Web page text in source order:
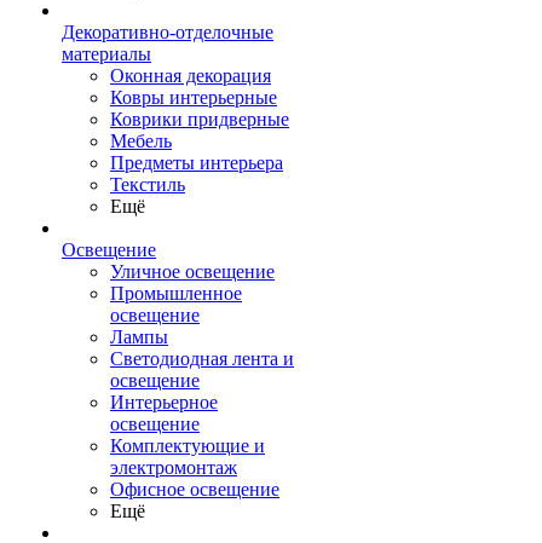
Декоративно-отделочные
материалы
Оконная декорация
Ковры интерьерные
Коврики придверные
Мебель
Предметы интерьера
Текстиль
Ещё
Освещение
Уличное освещение
Промышленное
освещение
Лампы
Светодиодная лента и
освещение
Интерьерное
освещение
Комплектующие и
электромонтаж
Офисное освещение
Ещё